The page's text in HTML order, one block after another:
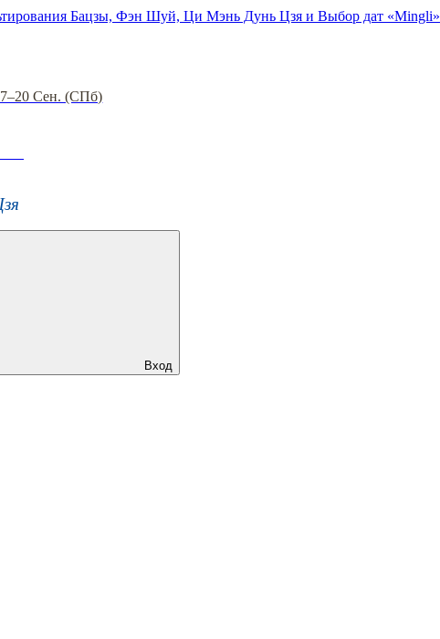
Бацзы, Фэн Шуй, Ци Мэнь Дунь Цзя и Выбор дат «Mingli»
Сен. (СПб)
Вход